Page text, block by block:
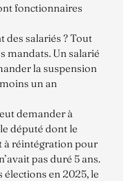
fonctionnaires
des salariés ? Tout
mandats. Un salarié
la suspension
un an
demander à
député dont le
à réintégration pour
pas duré 5 ans.
élections en 2025, le